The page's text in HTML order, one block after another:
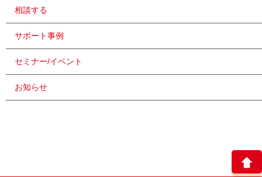
相談する
サポート事例
セミナー/イベント
お知らせ